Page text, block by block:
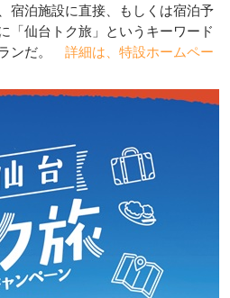
宿泊施設に直接、もしくは宿泊予
「仙台トク旅」というキーワード
ンだ。 詳細は、特設ホームペー